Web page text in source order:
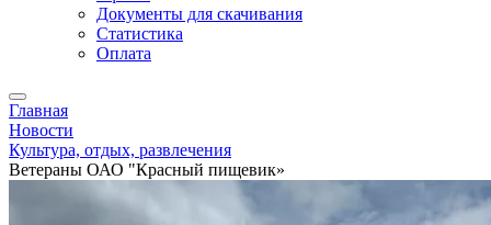
Документы для скачивания
Статистика
Оплата
Главная
Новости
Культура, отдых, развлечения
Ветераны ОАО "Красный пищевик»